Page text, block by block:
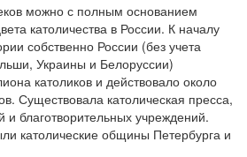
можно с полным основанием
католичества в России. К началу
собственно России (без учета
Украины и Белоруссии)
католиков и действовало около
Существовала католическая пресса,
и благотворительных учреждений.
католические общины Петербурга и